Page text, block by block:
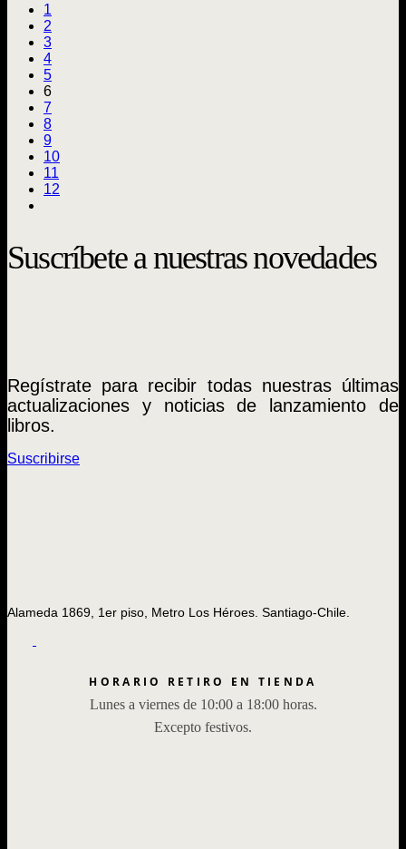
1
2
3
4
5
6
7
8
9
10
11
12
Suscríbete a nuestras novedades
Regístrate para recibir todas nuestras últimas
actualizaciones y noticias de lanzamiento de
libros.
Suscribirse
Alameda 1869, 1er piso, Metro Los Héroes. Santiago-Chile.
HORARIO RETIRO EN TIENDA
Lunes a viernes de 10:00 a 18:00 horas.
Excepto festivos.